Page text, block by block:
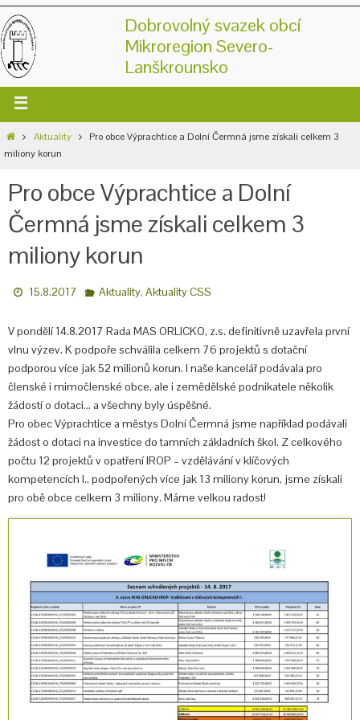
Dobrovolný svazek obcí
Mikroregion Severo-
Lanškrounsko
Aktuality
Pro obce Výprachtice a Dolní Čermná jsme získali celkem 3
miliony korun
Pro obce Výprachtice a Dolní
Čermná jsme získali celkem 3
miliony korun
15.8.2017 Aktuality, Aktuality CSS
V pondělí 14.8.2017 Rada MAS ORLICKO, z.s. definitivně uzavřela první
vlnu výzev. K podpoře schválila celkem 76 projektů s dotační
podporou více jak 52 milionů korun. I naše kancelář podávala pro
členské i mimočlenské obce, ale i zemědělské podnikatele několik
žádostí o dotaci… a všechny byly úspěšné.
Pro obec Výprachtice a městys Dolní Čermná jsme například podávali
žádost o dotaci na investice do tamních základních škol. Z celkového
počtu 12 projektů v opatření IROP – vzdělávání v klíčových
kompetencích I., podpořených více jak 13 miliony korun, jsme získali
pro obě obce celkem 3 miliony. Máme velkou radost!